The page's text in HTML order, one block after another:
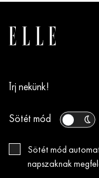
Írj nekünk!
Sötét mód
Sötét mód
napszaknak